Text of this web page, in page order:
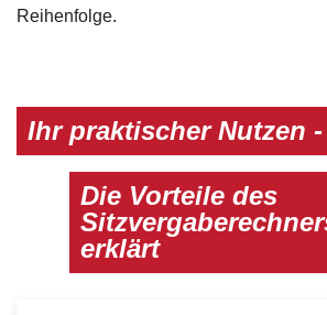
Reihenfolge.
Ihr praktischer Nutzen -
Die Vorteile des
erklärt